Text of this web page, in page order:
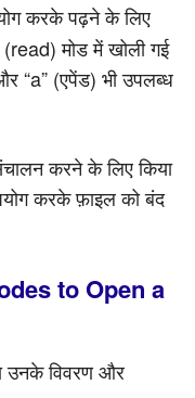
करके पढ़ने के लिए
मोड में खोली गई
“a” (एपेंड) भी उपलब्ध
करने के लिए किया
करके फ़ाइल को बंद
to Open a
उनके विवरण और